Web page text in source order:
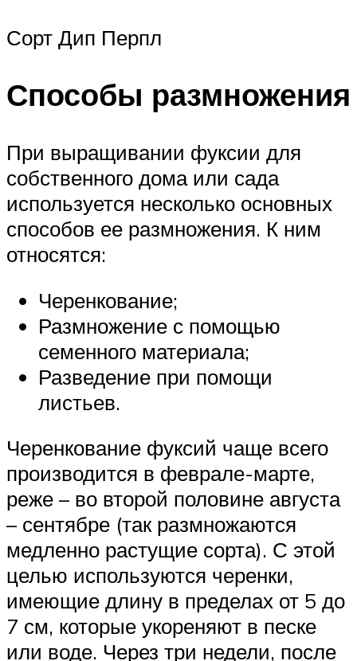
Сорт Дип Перпл
Способы размножения
При выращивании фуксии для
собственного дома или сада
используется несколько основных
способов ее размножения. К ним
относятся:
Черенкование;
Размножение с помощью
семенного материала;
Разведение при помощи
листьев.
Черенкование фуксий чаще всего
производится в феврале-марте,
реже – во второй половине августа
– сентябре (так размножаются
медленно растущие сорта). С этой
целью используются черенки,
имеющие длину в пределах от 5 до
7 см, которые укореняют в песке
или воде. Через три недели, после